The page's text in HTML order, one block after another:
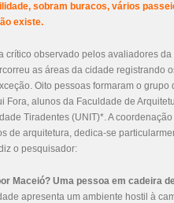
sobram buracos, vários
existe.
crítico observado pelos avaliadores
as áreas da cidade registrando
Oito pessoas formaram o
Fora, alunos da Faculdade de
Tiradentes (UNIT)*. A
de arquitetura, dedica-se
o pesquisador:
Maceió? Uma pessoa em cadeira
apresenta um ambiente hostil à